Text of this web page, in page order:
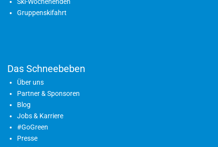
Gruppenskifahrt
Das Schneebeben
Über uns
Partner & Sponsoren
Blog
Jobs & Karriere
#GoGreen
Presse